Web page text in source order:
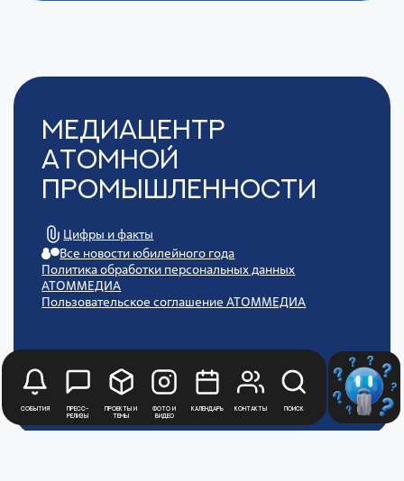
События
Пресс-
релизы
Проекты и
темы
Фото и
видео
Календарь Контакты Поиск
Медиацентр
Атомной
Промышленности
Цифры и факты
Все новости юбилейного года
Политика обработки персональных данных
АТОММЕДИА
Пользовательское соглашение АТОММЕДИА